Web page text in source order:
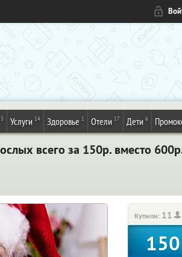
Услуги 14 Здоровье 1 Отели 17 Дети 6
всего за 150р. вместо
Купили: 11
150